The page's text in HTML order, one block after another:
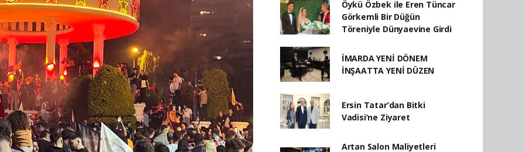
Öykü Özbek ile Eren Tüncar
Görkemli Bir Düğün
Töreniyle Dünyaevine Girdi
İMARDA YENİ DÖNEM
İNŞAATTA YENİ DÜZEN
Ersin Tatar’dan Bitki
Vadisi’ne Ziyaret
Artan Salon Maliyetleri